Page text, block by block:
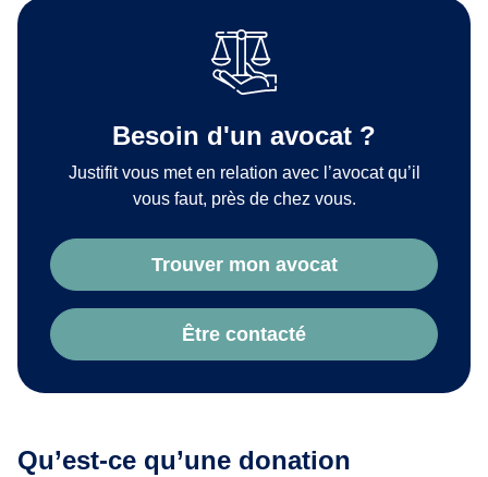
Besoin d'un avocat ?
Justifit vous met en relation avec l’avocat qu’il
vous faut, près de chez vous.
Trouver mon avocat
Être contacté
Qu’est-ce qu’une donation